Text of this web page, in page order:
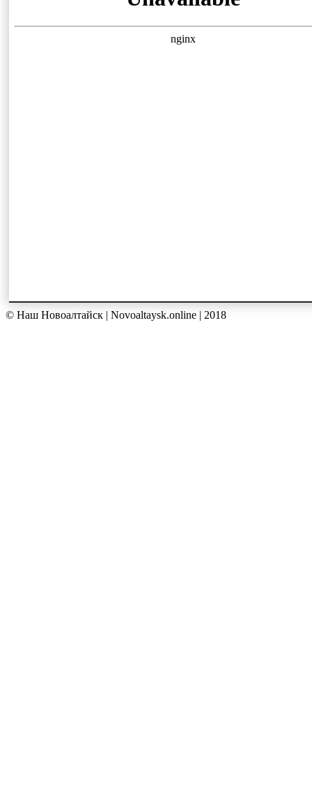
© Наш Новоалтайск | Novoaltaysk.online | 2018